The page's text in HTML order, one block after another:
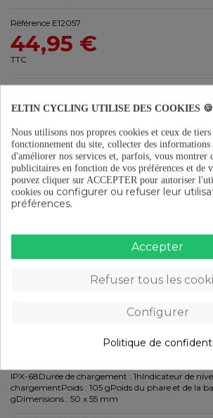
Référence E12057
44,95 €
TTC
Livraison gratuite à partir
Paiement en plusieurs fois à
élastiqueChargeur de batterie ion
IPX-68Durée de chargement : 1hIndicateur de
chargementPoids : 105 gPoids du phare et de la
gDimensions : 50 x 55 mm
ELTIN CYCLING UTILISE DES COOKIES 🍪
Nous utilisons nos propres cookies et ceux de
fonctionnement du site, collecter des
d'améliorer nos services et, parfois, vous montrer
publicitaires en fonction de vos préférences et de
pouvez cliquer sur ACCEPTER pour autoriser
cookies ou configurer ou refuser leur
préférences.
Accepter
Refuser tous les
Configurer
Politique de